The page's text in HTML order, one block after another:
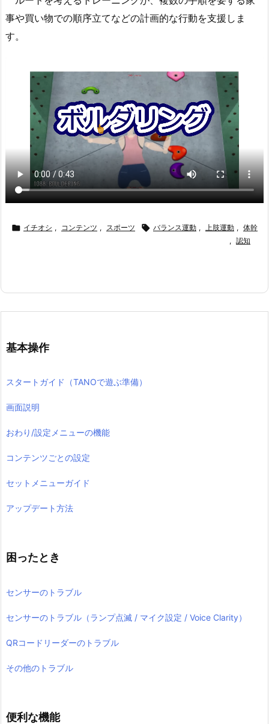
事や買い物での順序立てなどの計画的な行動を支援しま
す。
 イチオシ , コンテンツ , スポーツ  バランス運動 , 上肢運動 , 体幹
, 認知
基本操作
スタートガイド（TANOで遊ぶ準備）
画面説明
おわり/設定メニューの機能
コンテンツごとの設定
セットメニューガイド
アップデート方法
困ったとき
センサーのトラブル
センサーのトラブル（ランプ点滅 / マイク設定 / Voice Clarity）
QRコードリーダーのトラブル
その他のトラブル
便利な機能